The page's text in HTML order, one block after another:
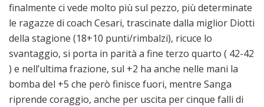
finalmente ci vede molto più sul pezzo, più determinate
le ragazze di coach Cesari, trascinate dalla miglior Diotti
della stagione (18+10 punti/rimbalzi), ricuce lo
svantaggio, si porta in parità a fine terzo quarto ( 42-42
) e nell’ultima frazione, sul +2 ha anche nelle mani la
bomba del +5 che però finisce fuori, mentre Sanga
riprende coraggio, anche per uscita per cinque falli di